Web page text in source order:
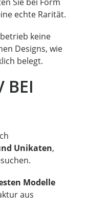
echte Rarität.
keine
Designs, wie
belegt.
BEI
Unikaten,
Modelle
aus